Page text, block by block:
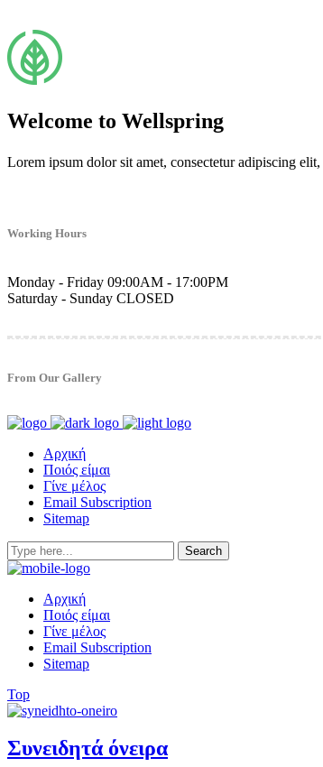
Welcome to Wellspring
Lorem ipsum dolor sit amet, consectetur adipiscing
Working Hours
Monday - Friday 09:00AM - 17:00PM
Saturday - Sunday CLOSED
From Our Gallery
Αρχική
Ποιός είμαι
Γίνε μέλος
Email Subscription
Sitemap
Αρχική
Ποιός είμαι
Γίνε μέλος
Email Subscription
Sitemap
Top
Συνειδητά όνειρα